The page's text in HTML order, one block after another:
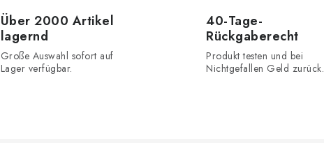
Über 2000 Artikel
lagernd
Große Auswahl sofort auf
Lager verfügbar.
40-Tage-
Rückgaberecht
Produkt testen und bei
Nichtgefallen Geld zurück.